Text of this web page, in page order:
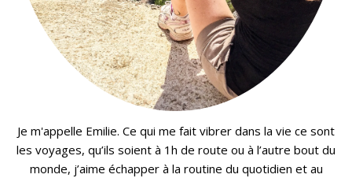
Je m'appelle Emilie. Ce qui me fait vibrer dans la vie ce sont
les voyages, qu’ils soient à 1h de route ou à l’autre bout du
monde, j’aime échapper à la routine du quotidien et au